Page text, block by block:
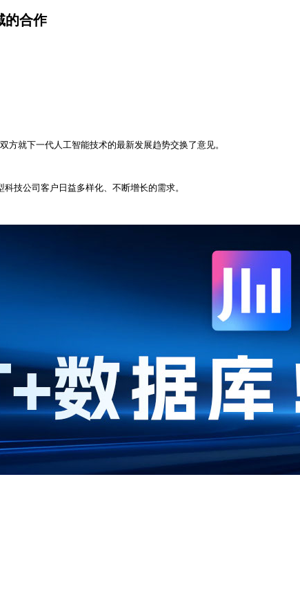
的合作
方就下一代人工智能技术的最新发展趋势交换了意见。
技公司客户日益多样化、不断增长的需求。